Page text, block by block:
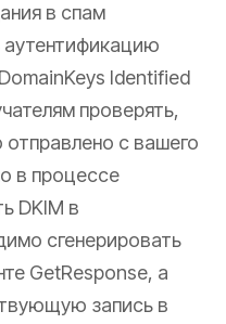
в спам
аутентификацию
Identified
проверять,
отправлено с вашего
в процессе
DKIM в
сгенерировать
GetResponse, а
запись в